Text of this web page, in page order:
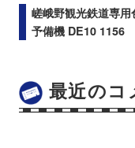
嵯峨野観光鉄道専
予備機 DE10 1156
最近のコ